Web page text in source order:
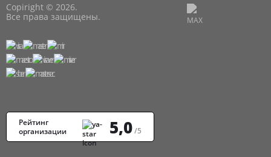
Copiright © 2026.
Все права защищены.
Рейтинг
организации
5,0/5